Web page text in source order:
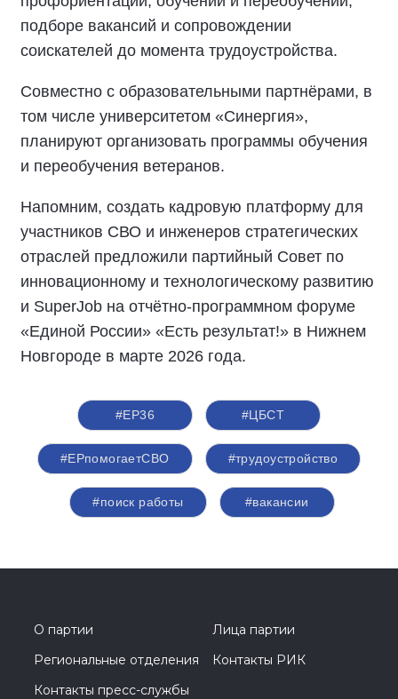
подборе вакансий и сопровождении
соискателей до момента трудоустройства.
Совместно с образовательными партнёрами, в
том числе университетом «Синергия»,
планируют организовать программы обучения
и переобучения ветеранов.
Напомним, создать кадровую платформу для
участников СВО и инженеров стратегических
отраслей предложили партийный Совет по
инновационному и технологическому развитию
и SuperJob на отчётно-программном форуме
«Единой России» «Есть результат!» в Нижнем
Новгороде в марте 2026 года.
#ЕР36 #ЦБСТ
#ЕРпомогаетСВО #трудоустройство
#поиск работы #вакансии
О партии
Лица партии
Региональные отделения
Контакты РИК
Контакты пресс-службы